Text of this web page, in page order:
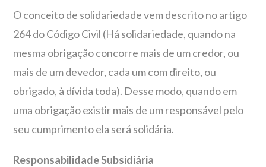
O conceito de solidariedade vem descrito no artigo
264 do Código Civil (Há solidariedade, quando na
mesma obrigação concorre mais de um credor, ou
mais de um devedor, cada um com direito, ou
obrigado, à dívida toda). Desse modo, quando em
uma obrigação existir mais de um responsável pelo
seu cumprimento ela será solidária.
Responsabilidade Subsidiária